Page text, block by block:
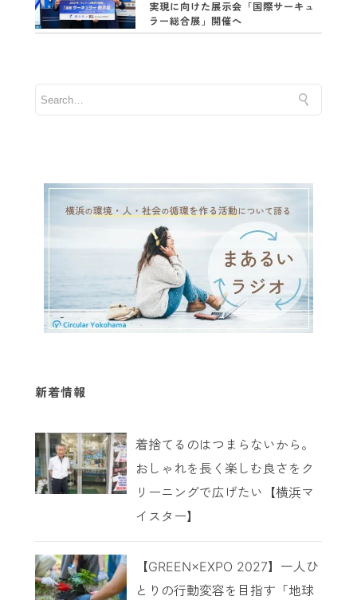
実現に向けた展示会「国際サーキュ
ラー総合展」開催へ
新着情報
着捨てるのはつまらないから。
おしゃれを長く楽しむ良さをク
リーニングで広げたい【横浜マ
イスター】
【GREEN×EXPO 2027】一人ひ
とりの行動変容を目指す「地球